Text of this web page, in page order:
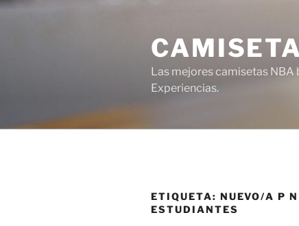
Saltar
Las mejores camisetas
Experiencias.
ETIQUETA: NUEVO/A P
ESTUDIANTES